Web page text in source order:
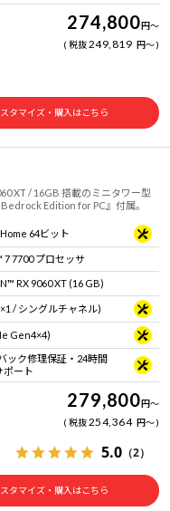
274,800円～
税抜249,819 円～
タマイズ・購入はこちら
XT / 16GB 搭載のミニタワー型
Edition for PC』付属。
64ビット
7700 プロセッサ
RX 9060 XT (16 GB)
/ シングルチャネル)
Gen4×4)
ック修理保証・24時間
ポート
279,800円～
税抜254,364 円～
5.0 （2）
タマイズ・購入はこちら